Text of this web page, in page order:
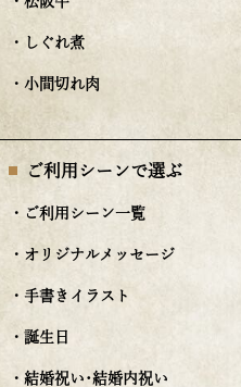
・しぐれ煮
・小間切れ肉
ご利用シーンで選ぶ
・ご利用シーン一覧
・オリジナルメッセージ
・手書きイラスト
・誕生日
・結婚祝い･結婚内祝い